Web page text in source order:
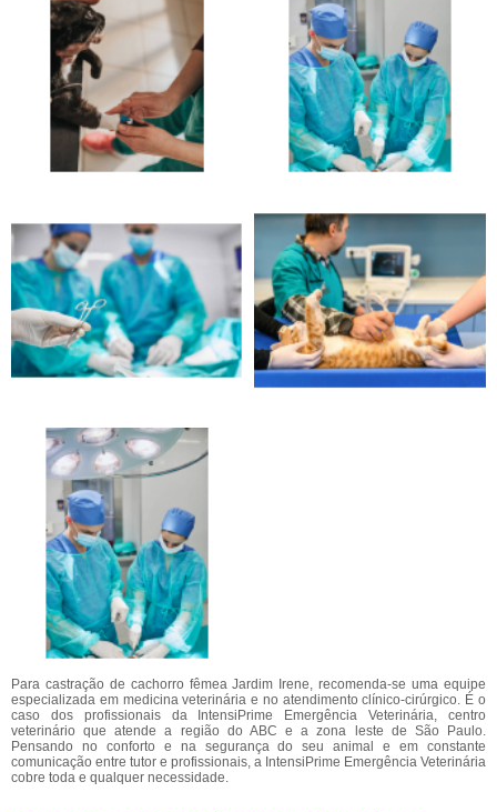
Para castração de cachorro fêmea Jardim Irene, recomenda-se uma equipe
especializada em medicina veterinária e no atendimento clínico-cirúrgico. É o
caso dos profissionais da IntensiPrime Emergência Veterinária, centro
veterinário que atende a região do ABC e a zona leste de São Paulo.
Pensando no conforto e na segurança do seu animal e em constante
comunicação entre tutor e profissionais, a IntensiPrime Emergência Veterinária
cobre toda e qualquer necessidade.